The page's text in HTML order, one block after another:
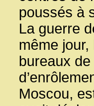
poussés à
La guerre
même
bureaux
Moscou,